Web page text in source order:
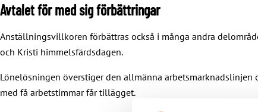
Avtalet för med sig förbättringar
Anställningsvillkoren förbättras också i många andra
och Kristi himmelsfärdsdagen.
Lönelösningen överstiger den allmänna
med få arbetstimmar får tillägget.